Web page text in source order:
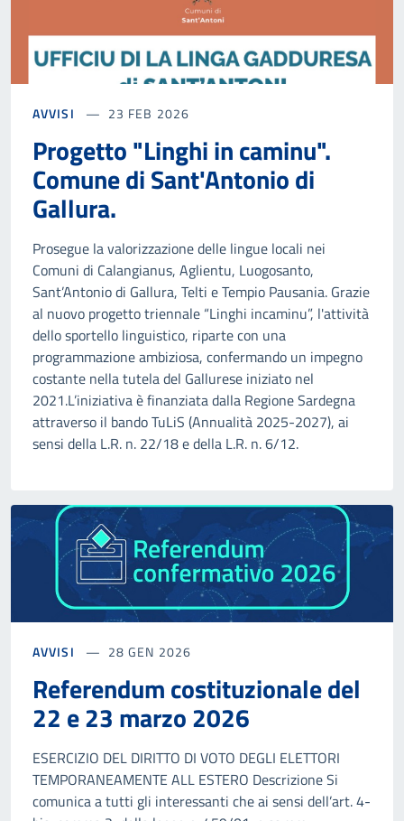
AVVISI 23 FEB 2026
Progetto "Linghi in caminu".
Comune di Sant'Antonio di
Gallura.
Prosegue la valorizzazione delle lingue locali nei
Comuni di Calangianus, Aglientu, Luogosanto,
Sant’Antonio di Gallura, Telti e Tempio Pausania. Grazie
al nuovo progetto triennale “Linghi incaminu”, l'attività
dello sportello linguistico, riparte con una
programmazione ambiziosa, confermando un impegno
costante nella tutela del Gallurese iniziato nel
2021.L’iniziativa è finanziata dalla Regione Sardegna
attraverso il bando TuLiS (Annualità 2025-2027), ai
sensi della L.R. n. 22/18 e della L.R. n. 6/12.
AVVISI 28 GEN 2026
Referendum costituzionale del
22 e 23 marzo 2026
ESERCIZIO DEL DIRITTO DI VOTO DEGLI ELETTORI
TEMPORANEAMENTE ALL ESTERO Descrizione Si
comunica a tutti gli interessanti che ai sensi dell’art. 4-